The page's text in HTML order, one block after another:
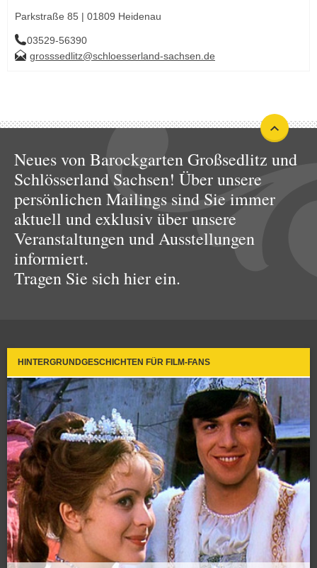
Parkstraße 85 | 01809 Heidenau
03529-56390
grosssedlitz@schloesserland-sachsen.de
Neues von Barockgarten Großsedlitz und
Schlösserland Sachsen! Über unsere
persönlichen Mailings sind Sie immer
aktuell und exklusiv über unsere
Veranstaltungen und Ausstellungen
informiert.
Tragen Sie sich hier ein.
HINTERGRUNDGESCHICHTEN FÜR FILM-FANS